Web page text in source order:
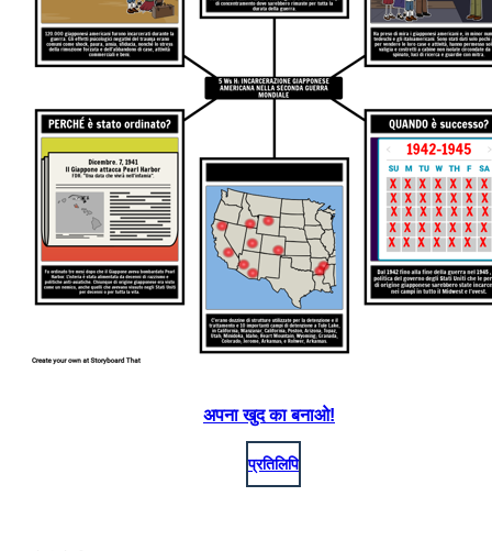
अपना खुद का बनाओ!
प्रतिलिपि